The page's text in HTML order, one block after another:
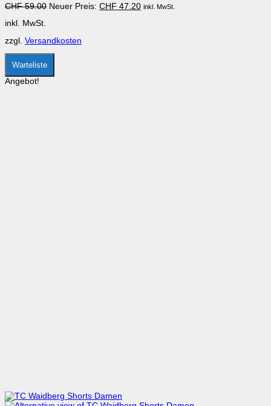
Optionen
auf
Produktseite
gewählt
werden
CHF59.00 Ursprünglicher
Neuer Preis: CHF 47.20Aktueller
inkl. MwSt.
inkl. MwSt.
zzgl. Versandkosten
Warteliste
Angebot!